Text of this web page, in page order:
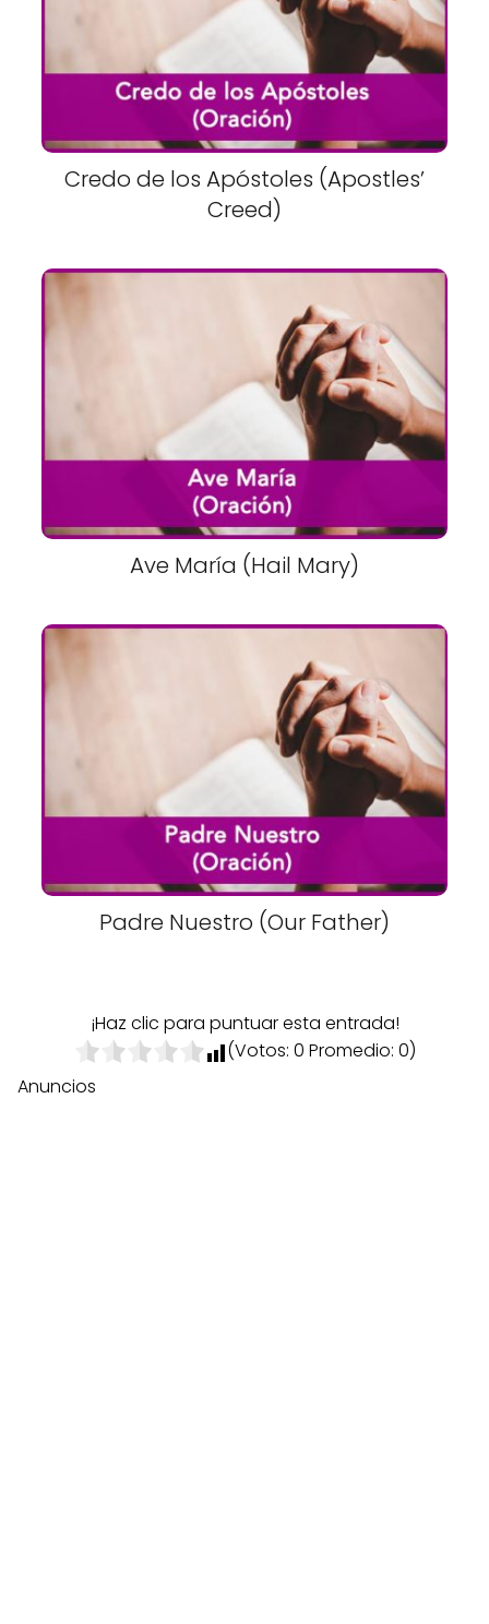
Credo de los Apóstoles (Apostles’
Creed)
Ave María (Hail Mary)
Padre Nuestro (Our Father)
¡Haz clic para puntuar esta entrada!
(Votos: 0 Promedio: 0)
Anuncios